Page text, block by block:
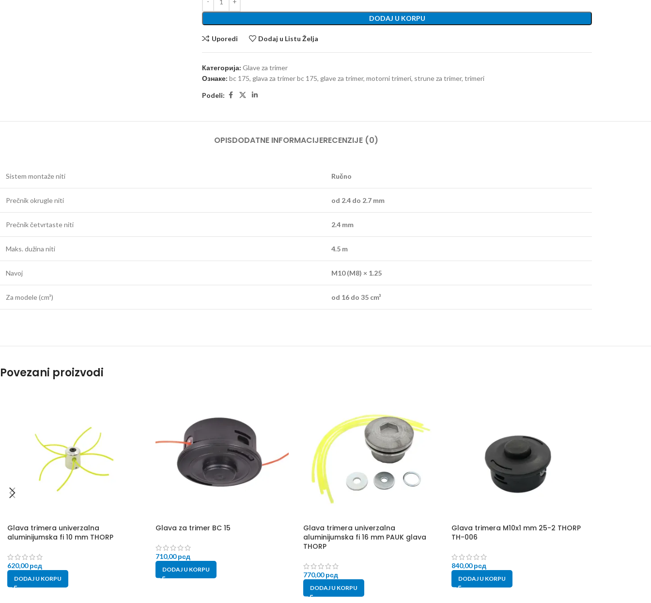
DODAJ U KORPU
Uporedi Dodaj u Listu Želja
Категорија: Glave za trimer
Ознаке: bc 175, glava za trimer bc 175, glave za trimer, motorni trimeri, strune za trimer, trimeri
Podeli:
OPISDODATNE INFORMACIJERECENZIJE (0)
Sistem montaže niti Ručno
Prečnik okrugle niti od 2.4 do 2.7 mm
Prečnik četvrtaste niti 2.4 mm
Maks. dužina niti 4.5 m
Navoj M10 (M8) × 1.25
Za modele (cm³) od 16 do 35 cm³
Povezani proizvodi
Glava trimera univerzalna
aluminijumska fi 10 mm THORP
620,00рсд
DODAJ U KORPU
Glava za trimer BC 15
710,00рсд
DODAJ U KORPU
Glava trimera univerzalna
aluminijumska fi 16 mm PAUK glava
THORP
770,00рсд
DODAJ U KORPU
Glava trimera M10x1 mm 25-2 THORP
TH-006
840,00рсд
DODAJ U KORPU